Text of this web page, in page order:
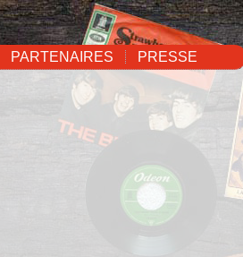
PARTENAIRES PRESSE
Conse ctetur»